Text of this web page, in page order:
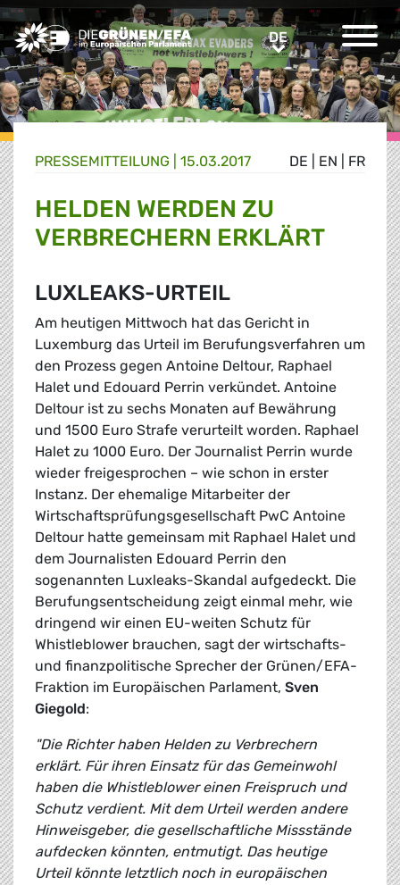
Greens/EFA Home DEDE
DE EN FR
PRESSE­MITTEILUNG 15.03.2017
HELDEN WERDEN ZU
VERBRECHERN ERKLÄRT
LUXLEAKS-URTEIL
Am heutigen Mittwoch hat das Gericht in
Luxemburg das Urteil im Berufungsverfahren um
den Prozess gegen Antoine Deltour, Raphael
Halet und Edouard Perrin verkündet. Antoine
Deltour ist zu sechs Monaten auf Bewährung
und 1500 Euro Strafe verurteilt worden. Raphael
Halet zu 1000 Euro. Der Journalist Perrin wurde
wieder freigesprochen – wie schon in erster
Instanz. Der ehemalige Mitarbeiter der
Wirtschaftsprüfungsgesellschaft PwC Antoine
Deltour hatte gemeinsam mit Raphael Halet und
dem Journalisten Edouard Perrin den
sogenannten Luxleaks-Skandal aufgedeckt. Die
Berufungsentscheidung zeigt einmal mehr, wie
dringend wir einen EU-weiten Schutz für
Whistleblower brauchen, sagt der wirtschafts-
und finanzpolitische Sprecher der Grünen/EFA-
Fraktion im Europäischen Parlament, Sven
Giegold:
"Die Richter haben Helden zu Verbrechern
erklärt. Für ihren Einsatz für das Gemeinwohl
haben die Whistleblower einen Freispruch und
Schutz verdient. Mit dem Urteil werden andere
Hinweisgeber, die gesellschaftliche Missstände
aufdecken könnten, entmutigt. Das heutige
Urteil könnte letztlich noch in europäischen